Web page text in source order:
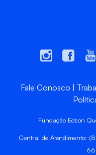
Fale Conosco
Fundação Edson
Central de Atendimento: